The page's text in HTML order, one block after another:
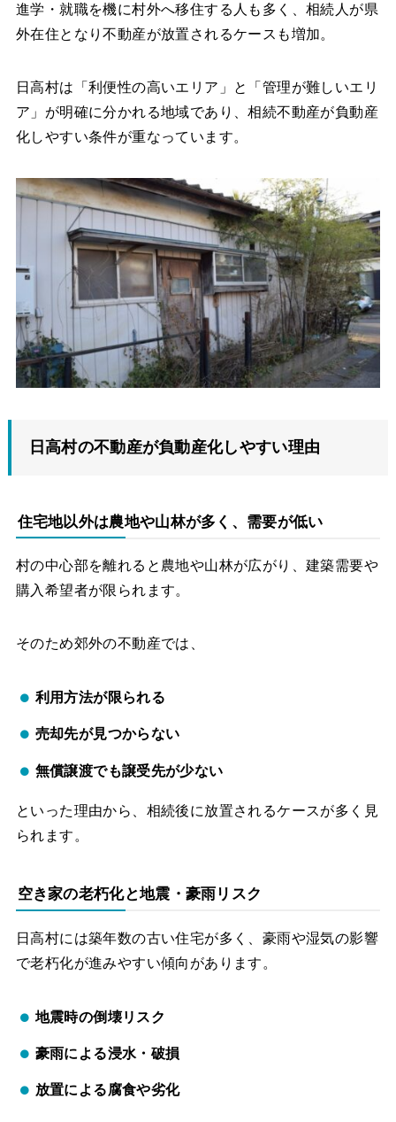
進学・就職を機に村外へ移住する人も多く、相続人が県
外在住となり不動産が放置されるケースも増加。
日高村は「利便性の高いエリア」と「管理が難しいエリ
ア」が明確に分かれる地域であり、相続不動産が負動産
化しやすい条件が重なっています。
日高村の不動産が負動産化しやすい理由
住宅地以外は農地や山林が多く、需要が低い
村の中心部を離れると農地や山林が広がり、建築需要や
購入希望者が限られます。
そのため郊外の不動産では、
利用方法が限られる
売却先が見つからない
無償譲渡でも譲受先が少ない
といった理由から、相続後に放置されるケースが多く見
られます。
空き家の老朽化と地震・豪雨リスク
日高村には築年数の古い住宅が多く、豪雨や湿気の影響
で老朽化が進みやすい傾向があります。
地震時の倒壊リスク
豪雨による浸水・破損
放置による腐食や劣化